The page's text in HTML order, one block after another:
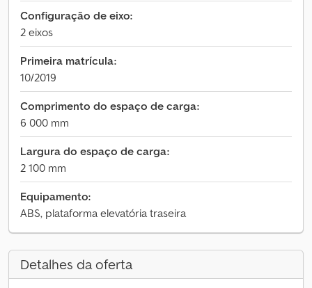
Configuração de eixo:
2 eixos
Primeira matrícula:
10/2019
Comprimento do espaço de carga:
6 000 mm
Largura do espaço de carga:
2 100 mm
Equipamento:
ABS, plataforma elevatória traseira
Detalhes da oferta